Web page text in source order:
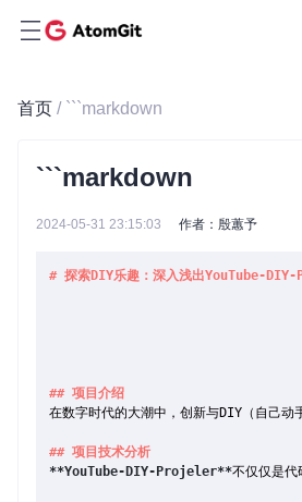
首页 / ```markdown
```markdown
2024-05-31 23:15:03 作者：殷蕙予
# 探索DIY乐趣：深入浅出YouTube-
## 项目介绍
在数字时代的大潮中，创新与DIY（自己动
## 项目技术分析
**YouTube-DIY-Projeler**不仅仅是